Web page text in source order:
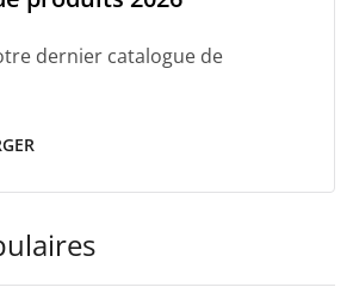
dernier catalogue de